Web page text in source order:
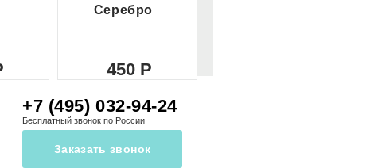
Серебро
450
+7 (495) 032-94-24
Бесплатный звонок по России
Заказать звонок